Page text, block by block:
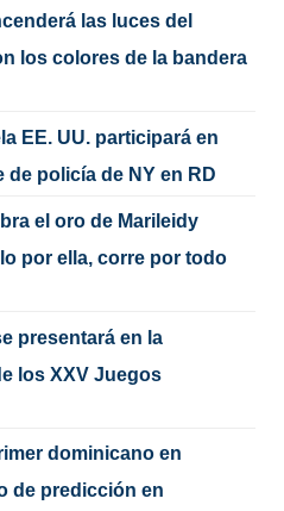
las luces del
los colores de la bandera
EE. UU. participará en
policía de NY en RD
el oro de Marileidy
por ella, corre por todo
presentará en la
los XXV Juegos
dominicano en
de predicción en